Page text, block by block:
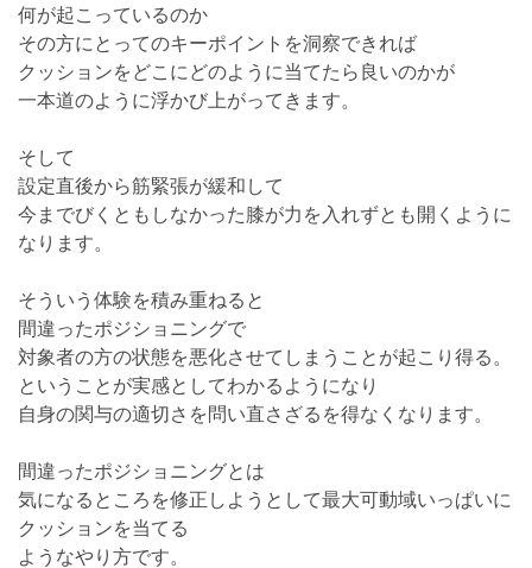
何が起こっているのか
その方にとってのキーポイントを洞察できれば
クッションをどこにどのように当てたら良いのかが
一本道のように浮かび上がってきます。
そして
設定直後から筋緊張が緩和して
今までびくともしなかった膝が力を入れずとも開くように
なります。
そういう体験を積み重ねると
間違ったポジショニングで
対象者の方の状態を悪化させてしまうことが起こり得る。
ということが実感としてわかるようになり
自身の関与の適切さを問い直さざるを得なくなります。
間違ったポジショニングとは
気になるところを修正しようとして最大可動域いっぱいに
クッションを当てる
ようなやり方です。